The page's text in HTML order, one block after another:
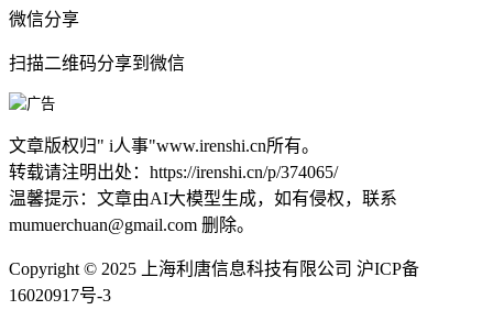
微信分享
扫描二维码分享到微信
文章版权归" i人事"www.irenshi.cn所有。
转载请注明出处：https://irenshi.cn/p/374065/
温馨提示：文章由AI大模型生成，如有侵权，联系
mumuerchuan@gmail.com 删除。
Copyright © 2025 上海利唐信息科技有限公司 沪ICP备
16020917号-3